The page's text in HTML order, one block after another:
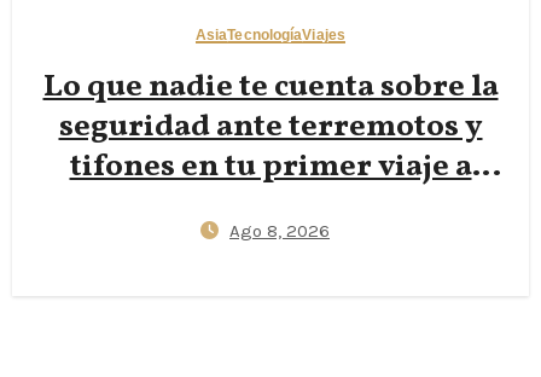
AsiaTecnologíaViajes
Lo que nadie te cuenta sobre la
seguridad ante terremotos y
tifones en tu primer viaje a
protocolos de refugio en
Ago 8, 2026